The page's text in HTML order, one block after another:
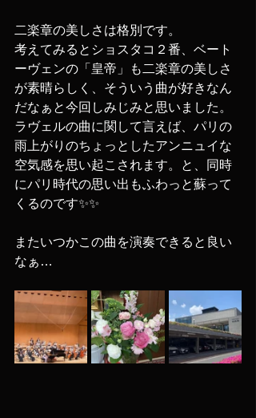
二楽章の美しさは格別です。
考えてみるとショスタコ２番、ベート
ーヴェンの「皇帝」も二楽章の美しさ
が素晴らしく、そういう曲が好きなん
だなぁと今回しみじみと思いました。
ラヴェルの曲に関して言えば、パリの
雨上がりのちょっとしたアンニュイな
空気感を思い起こされます。と、同時
にパリ時代の思い出もふわっと蘇って
くるのです✨✨
またいつかこの曲を演奏できると良い
なぁ…